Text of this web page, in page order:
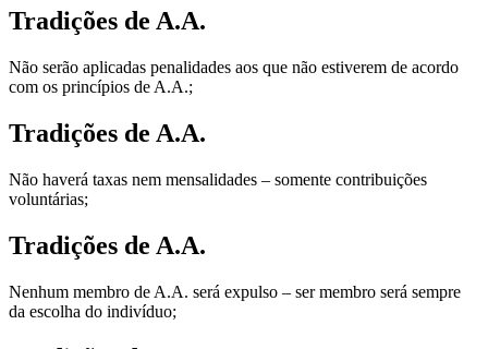
Tradições de A.A.
Não serão aplicadas penalidades aos que não estiverem de acordo
com os princípios de A.A.;
Tradições de A.A.
Não haverá taxas nem mensalidades – somente contribuições
voluntárias;
Tradições de A.A.
Nenhum membro de A.A. será expulso – ser membro será sempre
da escolha do indivíduo;